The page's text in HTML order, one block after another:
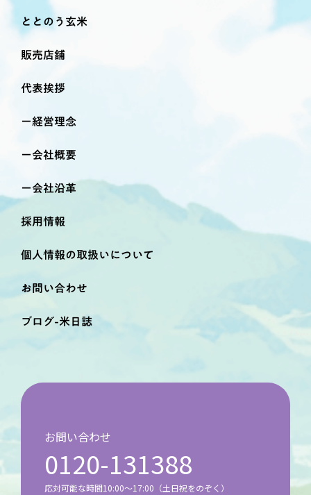
ととのう玄米
販売店舗
代表挨拶
経営理念
会社概要
会社沿革
採用情報
個人情報の取扱いについて
お問い合わせ
ブログ-米日誌
お問い合わせ
0120-131388
応対可能な時間10:00～17:00（土日祝をのぞく）